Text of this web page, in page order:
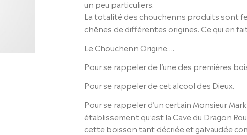
un peu particuliers.
La totalité des chouchenns produits sont
chênes de différentes origines. Ce qui en
Le Chouchenn Origine….
Pour se rappeler de l’une des premières
Pour se rappeler de cet alcool des Dieux.
Pour se rappeler d’un certain Monsieur
établissement qu’est la Cave du Dragon
cette boisson tant décriée et galvaudée